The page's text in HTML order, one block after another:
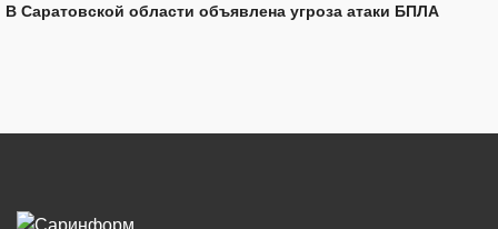
В Саратовской области объявлена угроза атаки БПЛА